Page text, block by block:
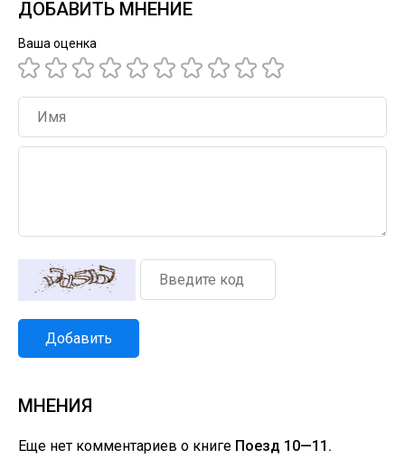
ДОБАВИТЬ МНЕНИЕ
Ваша оценка
Добавить
МНЕНИЯ
Еще нет комментариев о книге Поезд 10—11.